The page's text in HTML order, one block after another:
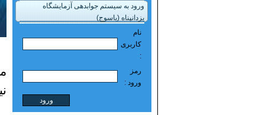
ورود به سیستم جوابدهی آزمایشگاه
یزدانپناه (یاسوج)
نام
کاربری
:
رمز
ورود :